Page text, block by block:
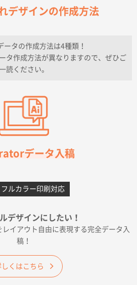
ダブルポケット
晴らしかった。
ッグ 35号
5000枚
会社に見えた
アファイル1000枚
デザインの作成方法
ータの作成方法は4種類！
タ作成方法が異なりますので、ぜひご
読ください。
データ入稿
ルカラー印刷対応
デザインにしたい！
イアウト自由に表現する完全データ入
稿！
しくはこちら